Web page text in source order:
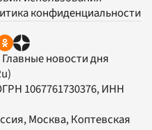
конфиденциальности
Главные новости дня
1067761730376, ИНН
Москва, Коптевская